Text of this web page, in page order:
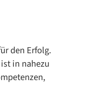
den Erfolg.
in nahezu